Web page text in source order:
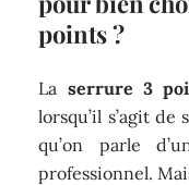
points ?
La serrure 3
lorsqu’il s’agit
qu’on parle
professionnel.